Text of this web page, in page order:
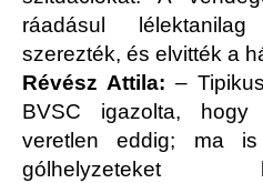
ráadásul
szerezték, és elvitték a
Révész Attila: –
BVSC igazolta,
veretlen eddig; ma